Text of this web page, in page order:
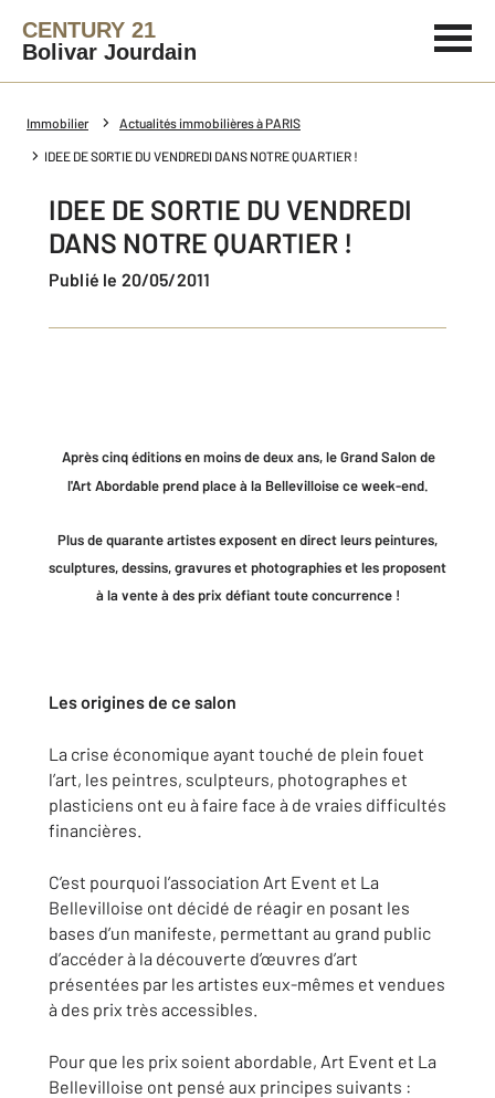
CENTURY 21
Bolivar Jourdain
Immobilier Actualités immobilières à PARIS
IDEE DE SORTIE DU VENDREDI DANS NOTRE QUARTIER !
IDEE DE SORTIE DU VENDREDI
DANS NOTRE QUARTIER !
Publié le 20/05/2011
Après cinq éditions en moins de deux ans, le Grand Salon de
l'Art Abordable prend place à la Bellevilloise ce week-end.
Plus de quarante artistes exposent en direct leurs peintures,
sculptures, dessins, gravures et photographies et les proposent
à la vente à des prix défiant toute concurrence !
Les origines de ce salon
La crise économique ayant touché de plein fouet
l’art, les peintres, sculpteurs, photographes et
plasticiens ont eu à faire face à de vraies difficultés
financières.
C’est pourquoi l’association Art Event et La
Bellevilloise ont décidé de réagir en posant les
bases d’un manifeste, permettant au grand public
d’accéder à la découverte d’œuvres d’art
présentées par les artistes eux-mêmes et vendues
à des prix très accessibles.
Pour que les prix soient abordable, Art Event et La
Bellevilloise ont pensé aux principes suivants :